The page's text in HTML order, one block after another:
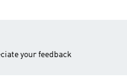
your feedback